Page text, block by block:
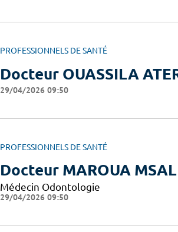
PROFESSIONNELS DE SANTÉ
Docteur OUASSILA
29/04/2026 09:50
PROFESSIONNELS DE SANTÉ
Docteur MAROUA
Médecin Odontologie
29/04/2026 09:50